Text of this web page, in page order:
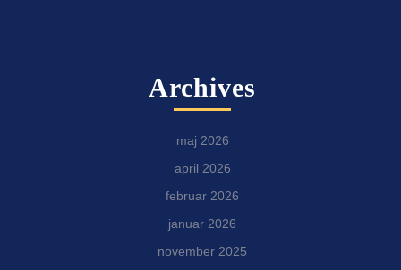
Archives
maj 2026
april 2026
februar 2026
januar 2026
november 2025